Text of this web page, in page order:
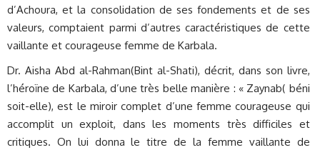
d’Achoura, et la consolidation de ses fondements et de ses
valeurs, comptaient parmi d’autres caractéristiques de cette
vaillante et courageuse femme de Karbala.
Dr. Aisha Abd al-Rahman(Bint al-Shati), décrit, dans son livre,
l’héroïne de Karbala, d’une très belle manière : « Zaynab( béni
soit-elle), est le miroir complet d’une femme courageuse qui
accomplit un exploit, dans les moments très difficiles et
critiques. On lui donna le titre de la femme vaillante de